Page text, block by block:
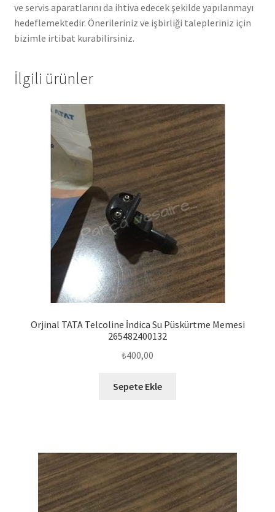
ve servis aparatlarını da ihtiva edecek şekilde yapılanmayı
hedeflemektedir. Önerileriniz ve işbirliği talepleriniz için
bizimle irtibat kurabilirsiniz.
İlgili ürünler
Orjinal TATA Telcoline İndica Su Püskürtme Memesi
265482400132
₺400,00
Sepete Ekle